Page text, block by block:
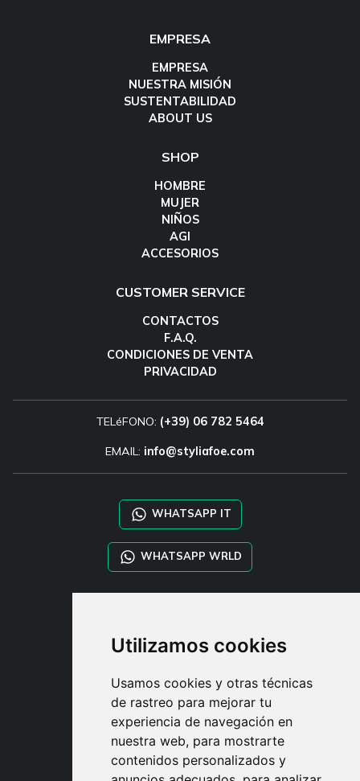
Utilizamos cookies
Usamos cookies y otras técnicas
de rastreo para mejorar tu
experiencia de navegación en
nuestra web, para mostrarte
contenidos personalizados y
EMPRESA
EMPRESA
NUESTRA MISIÓN
SUSTENTABILIDAD
ABOUT US
SHOP
HOMBRE
MUJER
NIÑOS
AGI
ACCESORIOS
CUSTOMER SERVICE
CONTACTOS
F.A.Q.
CONDICIONES DE VENTA
PRIVACIDAD
TELéFONO: (+39) 06 782 5464
EMAIL: info@styliafoe.com
WHATSAPP IT
WHATSAPP WRLD
TAYLOR MADE ORDERS
USUARIO
REGÍSTRATE
ACCEDER
CESTA